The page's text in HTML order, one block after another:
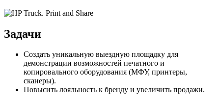
Задачи
Создать уникальную выездную площадку для
демонстрации возможностей печатного и
копировального оборудования (МФУ, принтеры,
сканеры).
Повысить лояльность к бренду и увеличить продажи.